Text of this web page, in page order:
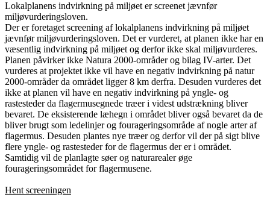
Lokalplanens indvirkning på miljøet er screenet jævnfør
miljøvurderingsloven.
Der er foretaget screening af lokalplanens indvirkning på miljøet
jævnfør miljøvurderingsloven. Det er vurderet, at planen ikke har en
væsentlig indvirkning på miljøet og derfor ikke skal miljøvurderes.
Planen påvirker ikke Natura 2000-områder og bilag IV-arter. Det
vurderes at projektet ikke vil have en negativ indvirkning på natur
2000-områder da området ligger 8 km derfra. Desuden vurderes det
ikke at planen vil have en negativ indvirkning på yngle- og
rastesteder da flagermusegnede træer i videst udstrækning bliver
bevaret. De eksisterende læhegn i området bliver også bevaret da de
bliver brugt som ledelinjer og fourageringsområde af nogle arter af
flagermus. Desuden plantes nye træer og derfor vil der på sigt blive
flere yngle- og rastesteder for de flagermus der er i området.
Samtidig vil de planlagte søer og naturarealer øge
fourageringsområdet for flagermusene.
Hent screeningen